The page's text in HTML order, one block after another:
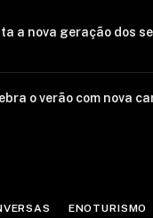
a nova geração dos
o verão com nova
ENOTURISMO